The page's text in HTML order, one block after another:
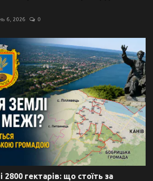
6, 2026 0
2800 гектарів: що стоїть за